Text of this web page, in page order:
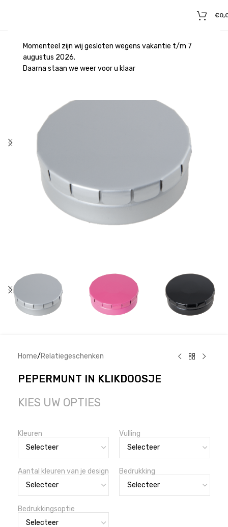
Momenteel zijn wij gesloten wegens vakantie t/m 7
augustus 2026.
Daarna staan we weer voor u klaar
€
Home/Relatiegeschenken
PEPERMUNT IN KLIKDOOSJE
KIES UW OPTIES
Kleuren Vulling
Aantal kleuren van je design Bedrukking
Bedrukkingsoptie